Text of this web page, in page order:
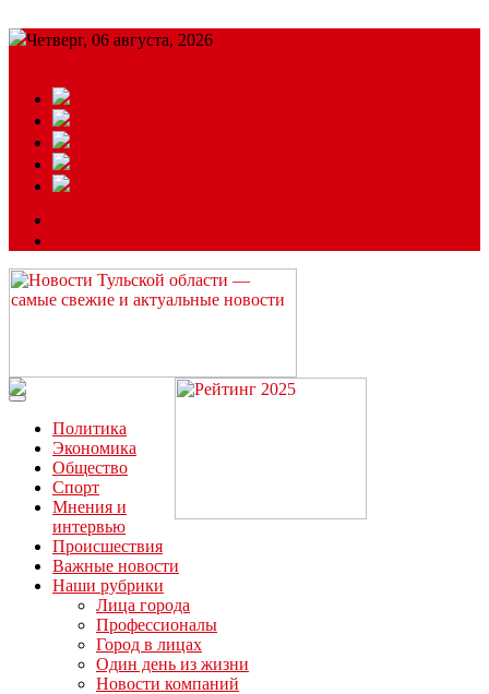
Четверг, 06 августа, 2026
Читайте последние новости дня в Тульской области на сайте
“ЗаНовомосковск”
Политика
Экономика
Общество
Спорт
Мнения и
интервью
Происшествия
Важные новости
Наши рубрики
Лица города
Профессионалы
Город в лицах
Один день из жизни
Новости компаний